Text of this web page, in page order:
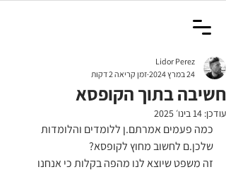
חשיבה בתוך הקופסא
Lidor Perez
24 במרץ 2024
זמן קריאה 2 דקות
עודכן: 14 בינו׳ 2025
כמה פעמים אמרתם.ן ללומדים והלומדות
שלכן.ם לחשוב מחוץ לקופסא?
זה משפט שיוצא לנו מהפה בקלות כי אנחנו